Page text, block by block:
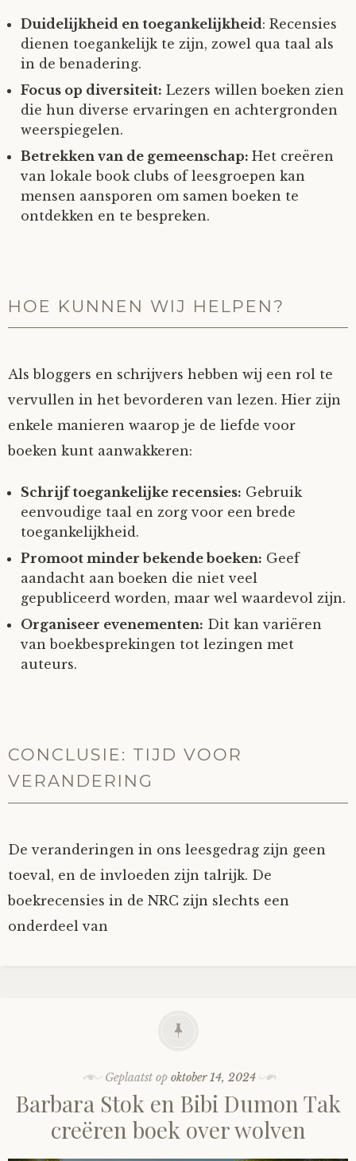
Duidelijkheid en toegankelijkheid: Recensies
dienen toegankelijk te zijn, zowel qua taal als
in de benadering.
Focus op diversiteit: Lezers willen boeken zien
die hun diverse ervaringen en achtergronden
weerspiegelen.
Betrekken van de gemeenschap: Het creëren
van lokale book clubs of leesgroepen kan
mensen aansporen om samen boeken te
ontdekken en te bespreken.
HOE KUNNEN WIJ HELPEN?
Als bloggers en schrijvers hebben wij een rol te
vervullen in het bevorderen van lezen. Hier zijn
enkele manieren waarop je de liefde voor
boeken kunt aanwakkeren:
Schrijf toegankelijke recensies: Gebruik
eenvoudige taal en zorg voor een brede
toegankelijkheid.
Promoot minder bekende boeken: Geef
aandacht aan boeken die niet veel
gepubliceerd worden, maar wel waardevol zijn.
Organiseer evenementen: Dit kan variëren
van boekbesprekingen tot lezingen met
auteurs.
CONCLUSIE: TIJD VOOR
VERANDERING
De veranderingen in ons leesgedrag zijn geen
toeval, en de invloeden zijn talrijk. De
boekrecensies in de NRC zijn slechts een
onderdeel van
Geplaatst opoktober 14, 2024
Barbara Stok en Bibi Dumon Tak
creëren boek over wolven